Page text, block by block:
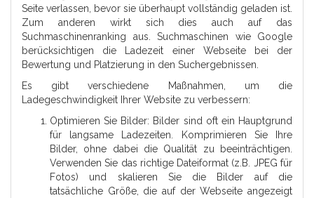
Seite verlassen, bevor sie überhaupt vollständig geladen ist.
Zum anderen wirkt sich dies auch auf das
Suchmaschinenranking aus. Suchmaschinen wie Google
berücksichtigen die Ladezeit einer Webseite bei der
Bewertung und Platzierung in den Suchergebnissen.
Es gibt verschiedene Maßnahmen, um die
Ladegeschwindigkeit Ihrer Website zu verbessern:
Optimieren Sie Bilder: Bilder sind oft ein Hauptgrund
für langsame Ladezeiten. Komprimieren Sie Ihre
Bilder, ohne dabei die Qualität zu beeinträchtigen.
Verwenden Sie das richtige Dateiformat (z.B. JPEG für
Fotos) und skalieren Sie die Bilder auf die
tatsächliche Größe, die auf der Webseite angezeigt